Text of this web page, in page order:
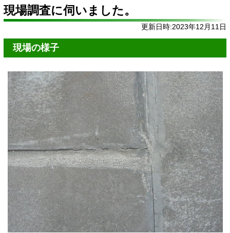
現場調査に伺いました。
更新日時:2023年12月11日
現場の様子